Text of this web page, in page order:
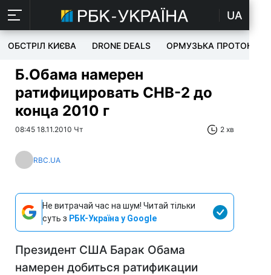
UA
ОБСТРІЛ КИЄВА DRONE DEALS ОРМУЗЬКА ПРОТОКА
Б.Обама намерен
ратифицировать СНВ-2 до
конца 2010 г
08:45 18.11.2010 Чт 2 хв
RBC.UA
Не витрачай час на шум! Читай тільки
суть з РБК-Україна у Google
Президент США Барак Обама
намерен добиться ратификации